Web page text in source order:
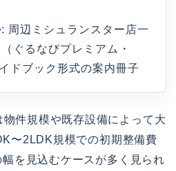
: 周辺ミシュランスター店一
ぐるなびプレミアム・
ドブック形式の案内冊子
件規模や既存設備によって大
〜2LDK規模での初期整備費
を見込むケースが多く見られ